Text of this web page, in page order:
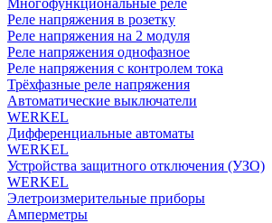
Многофункциональные реле
Реле напряжения в розетку
Реле напряжения на 2 модуля
Реле напряжения однофазное
Реле напряжения с контролем тока
Трёхфазные реле напряжения
Автоматические выключатели
WERKEL
Дифференциальные автоматы
WERKEL
Устройства защитного отключения (УЗО)
WERKEL
Элетроизмерительные приборы
Амперметры